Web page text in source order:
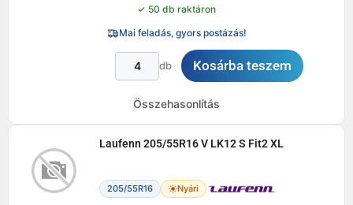
✓ 50 db raktáron
Mai feladás, gyors postázás!
db Kosárba teszem
Összehasonlítás
Laufenn 205/55R16 V LK12 S Fit2 XL
205/55R16 Nyári